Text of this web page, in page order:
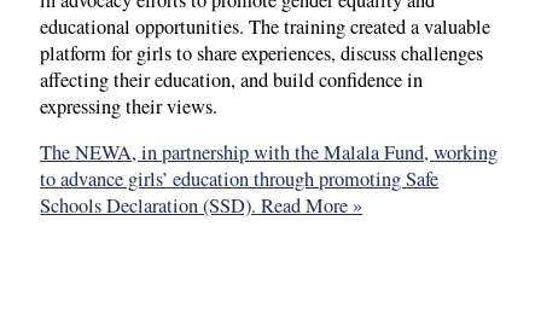
educational opportunities. The training created a valuable
platform for girls to share experiences, discuss challenges
affecting their education, and build confidence in
expressing their views.
The NEWA, in partnership with the Malala Fund, working
to advance girls’ education through promoting Safe
Schools Declaration (SSD). Read More »